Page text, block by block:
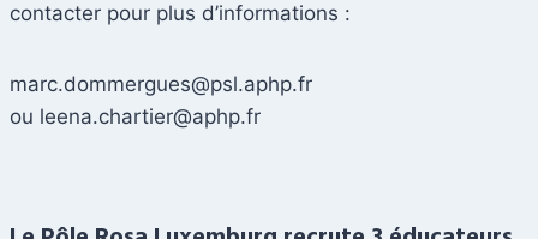
contacter pour plus d’informations :
marc.dommergues@psl.aphp.fr
ou leena.chartier@aphp.fr